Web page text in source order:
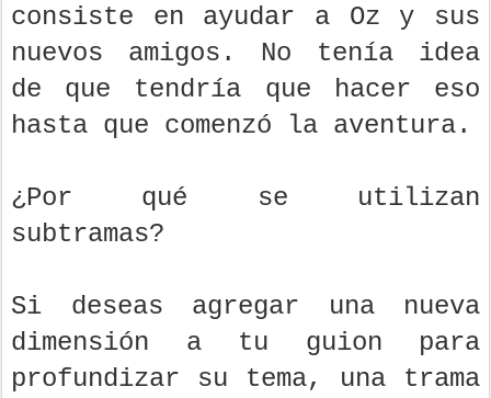
consiste en ayudar a Oz y sus
nuevos amigos. No tenía idea
de que tendría que hacer eso
hasta que comenzó la aventura.
¿Por qué se utilizan
subtramas?
Si deseas agregar una nueva
dimensión a tu guion para
profundizar su tema, una trama